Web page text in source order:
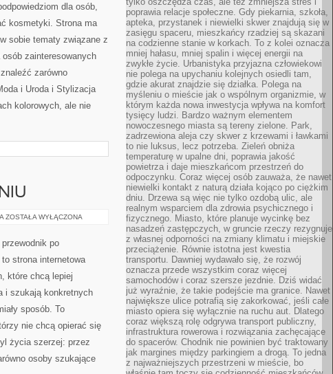
dla osób,
kosmetyki. Strona ma
sobie tematy związane z
zainteresowanych
zarówno
i Uroda i Stylizacja
kolorowych, ale nie
NOWINKI
ODCHUDZANIU
ZOSTAŁA WYŁĄCZONA
po
strona internetowa
które chcą lepiej
i szukają konkretnych
sposób. To
nie chcą opierać się
życia szerzej: przez
osoby szukające
poprawia relacje społeczne. Gdy piekarnia, szkoła,
apteka, przystanek i niewielki skwer znajdują się w
zasięgu spaceru, mieszkańcy rzadziej są skazani
na codzienne stanie w korkach. To z kolei oznacza
mniej hałasu, mniej spalin i więcej energii na
zwykłe życie. Urbanistyka przyjazna człowiekowi
nie polega na upychaniu kolejnych osiedli tam,
gdzie akurat znajdzie się działka. Polega na
myśleniu o mieście jak o wspólnym organizmie, w
którym każda nowa inwestycja wpływa na komfort
tysięcy ludzi. Bardzo ważnym elementem
nowoczesnego miasta są tereny zielone. Park,
zadrzewiona aleja czy skwer z krzewami i ławkami
to nie luksus, lecz potrzeba. Zieleń obniża
temperaturę w upalne dni, poprawia jakość
powietrza i daje mieszkańcom przestrzeń do
odpoczynku. Coraz więcej osób zauważa, że nawet
niewielki kontakt z naturą działa kojąco po ciężkim
dniu. Drzewa są więc nie tylko ozdobą ulic, ale
realnym wsparciem dla zdrowia psychicznego i
fizycznego. Miasto, które planuje wycinkę bez
nasadzeń zastępczych, w gruncie rzeczy rezygnuje
z własnej odporności na zmiany klimatu i miejskie
przeciążenie. Równie istotna jest kwestia
transportu. Dawniej wydawało się, że rozwój
oznacza przede wszystkim coraz więcej
samochodów i coraz szersze jezdnie. Dziś widać
już wyraźnie, że takie podejście ma granice. Nawet
największe ulice potrafią się zakorkować, jeśli całe
miasto opiera się wyłącznie na ruchu aut. Dlatego
coraz większą rolę odgrywa transport publiczny,
infrastruktura rowerowa i rozwiązania zachęcające
do spacerów. Chodnik nie powinien być traktowany
jak margines między parkingiem a drogą. To jedna
z najważniejszych przestrzeni w mieście, bo